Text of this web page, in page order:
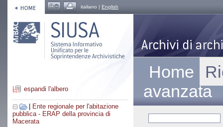
italiano | English
espandi l'albero
Ente regionale per l'abitazione
pubblica - ERAP della provincia di
Macerata
Home
avanzata